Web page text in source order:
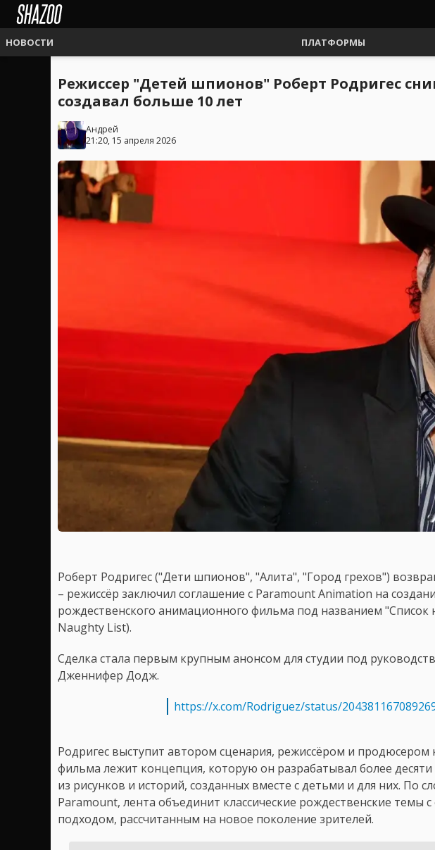
НОВОСТИ ПЛАТФОРМЫ
Режиссер "Детей шпионов" Роберт Родригес
создавал больше 10 лет
Андрей
21:20, 15 апреля 2026
Роберт Родригес ("Дети шпионов", "Алита", "Город грехов")
– режиссёр заключил соглашение с Paramount Animation на
рождественского анимационного фильма под названием "Список
Naughty List).
Сделка стала первым крупным анонсом для студии под
Дженнифер Додж.
https://x.com/Rodriguez/status/
Родригес выступит автором сценария, режиссёром и продюсером
фильма лежит концепция, которую он разрабатывал более десяти
из рисунков и историй, созданных вместе с детьми и для них. По
Paramount, лента объединит классические рождественские темы
подходом, рассчитанным на новое поколение зрителей.